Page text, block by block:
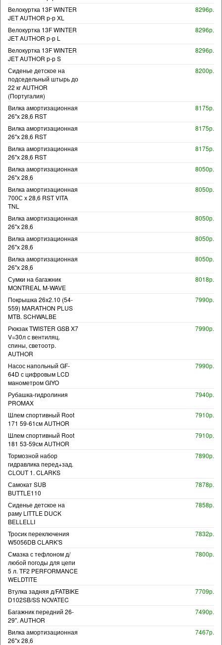
Велокуртка 13F WINTER
JET AUTHOR р-р XL
8296р.
Велокуртка 13F WINTER
JET AUTHOR р-р L
8296р.
Велокуртка 13F WINTER
JET AUTHOR р-р S
8296р.
Сиденье детское на
подседельный штырь до
22 кг AUTHOR
(Португалия)
8200р.
Вилка амортизационная
26"х 28,6 RST
8175р.
Вилка амортизационная
26"х 28,6 RST
8175р.
Вилка амортизационная
26"х 28,6 RST
8175р.
Вилка амортизационная
26"х 28,6
8050р.
Вилка амортизационная
700С х 28,6 RST VITA
TNL
8050р.
Вилка амортизационная
26"х 28,6
8050р.
Вилка амортизационная
26"х 28,6
8050р.
Вилка амортизационная
26"х 28,6
8050р.
Сумки на багажник
MONTREAL M-WAVE
8018р.
Покрышка 26x2.10 (54-
559) MARATHON PLUS
MTB. SCHWALBE
7990р.
Рюкзак TWISTER GSB X7
V=30л с вентиляц.
спины, светоотр.
AUTHOR
7990р.
Насос напольный GF-
64D с цифровым LCD
манометром GIYO
7990р.
Рубашка-гидролиния
PROMAX
7940р.
Шлем спортивный Root
171 59-61см AUTHOR
7910р.
Шлем спортивный Root
181 53-59см AUTHOR
7910р.
Тормозной набор
гидравлика перед+зад.
CLOUT 1. CLARKS
7890р.
Самокат SUB
BUTTLE110
7878р.
Сиденье детское на
раму LITTLE DUCK
BELLELLI
7858р.
Тросик переключения
W5056DB CLARK'S
7832р.
Смазка с тефлоном д/
любой погоды для цепи
5 л. TF2 PERFORMANCE
WELDTITE
7800р.
Втулка задняя д/FATBIKE
D102SB/SS NOVATEC
7709р.
Багажник передний 26-
29". AUTHOR
7490р.
Вилка амортизационная
26"х 28,6
7467р.